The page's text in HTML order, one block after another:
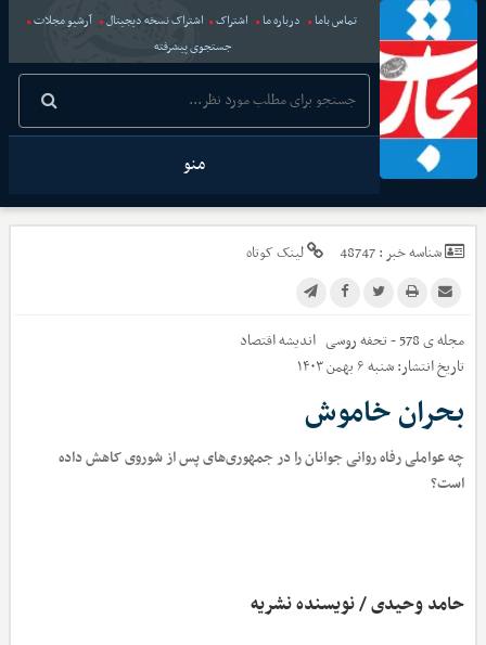
تماس باما درباره ما اشتراک اشتراک نسخه دیجیتال
آرشیو مجلات
جستجوی پیشرفته
منو
شناسه خبر :48747 لینک کوتاه
مجله ی 578 - تحفه روسی
اندیشه اقتصاد
تاریخ انتشار:شنبه ۶ بهمن ۱۴۰۳
بحران خاموش
چه عواملی رفاه روانی جوانان را در جمهوری‌های پس از شوروی کاهش داده
است؟
حامد وحیدی / نویسنده نشریه